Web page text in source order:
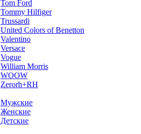
Tom Ford
Tommy Hilfiger
Trussardi
United Colors of Benetton
Valentino
Versace
Vogue
William Morris
WOOW
Zerorh+RH
Мужские
Женские
Детские